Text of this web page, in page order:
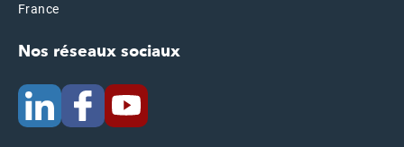
France
Nos réseaux sociaux